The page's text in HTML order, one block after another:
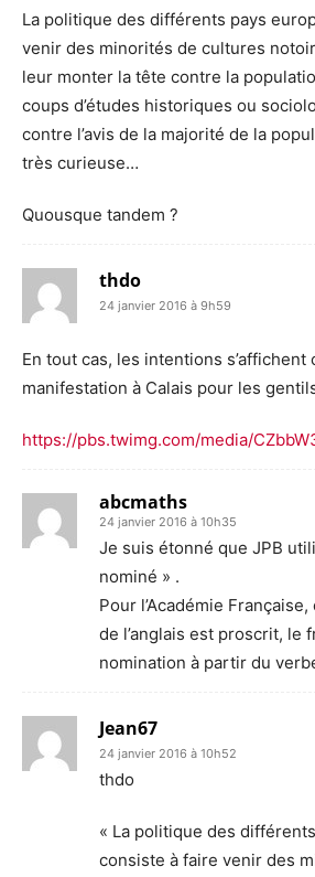
La politique des différents pays
venir des minorités de cultures
leur monter la tête contre la
coups d’études historiques ou
contre l’avis de la majorité de la
très curieuse…
Quousque tandem ?
thdo
24 janvier 2016 à 9h59
En tout cas, les intentions s’affichent
manifestation à Calais pour les
https://pbs.twimg.com/media/
abcmaths
24 janvier 2016 à 10h35
Je suis étonné que JPB
nominé » .
Pour l’Académie
de l’anglais est proscrit, le
nomination à partir du
Jean67
24 janvier 2016 à 10h52
thdo
« La politique des
consiste à faire venir des